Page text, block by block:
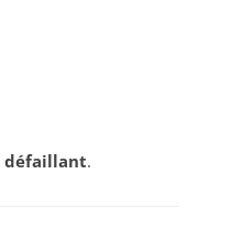
défaillant.